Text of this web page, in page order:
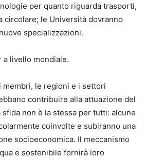
per quanto riguarda trasporti,
circolare; le Università dovranno
specializzazioni.
a livello mondiale.
membri, le regioni e i settori
contribuire alla attuazione del
non è la stessa per tutti: alcune
coinvolte e subiranno una
socioeconomica. Il meccanismo
e sostenibile fornirà loro